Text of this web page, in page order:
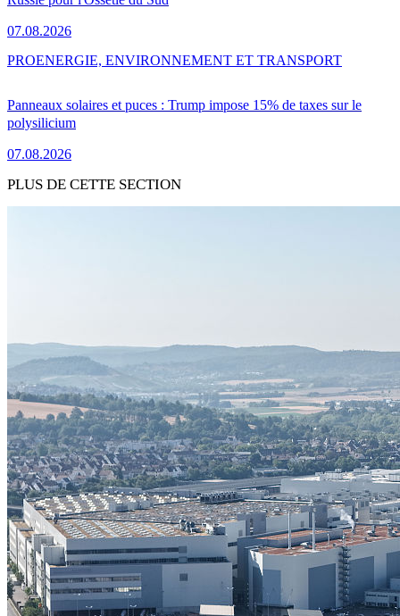
07.08.2026
Panneaux solaires et puces : Trump impose 15% de taxes sur le
polysilicium
07.08.2026
PROENERGIE, ENVIRONNEMENT ET TRANSPORT
PLUS DE CETTE SECTION